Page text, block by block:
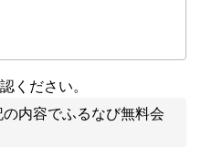
ください。
内容でふるなび無料会